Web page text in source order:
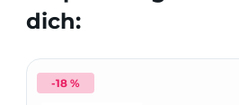
dich:
-18 %